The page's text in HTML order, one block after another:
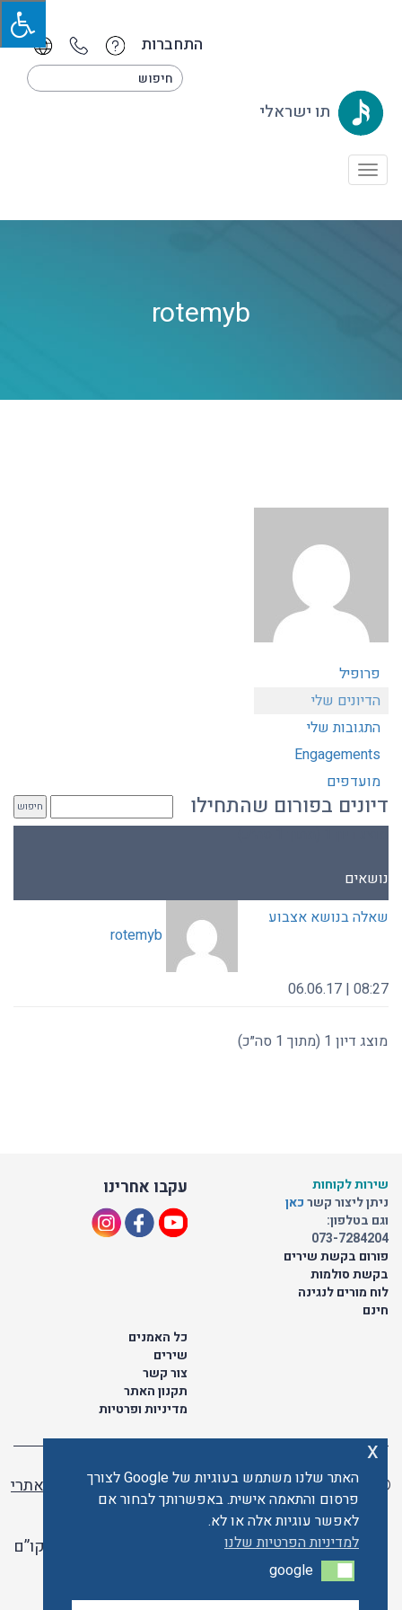
התחברות
תו ישראלי
Toggle
rotemyb
פרופיל
הדיונים שלי
התגובות שלי
Engagements
מועדפים
דיונים בפורום שהתחילו
נושאים
שאלה בנושא אצבוע
rotemyb
08:27 | 06.06.17
מוצג דיון 1 (מתוך 1 סה״כ)
עקבו אחרינו
שירות לקוחות
ניתן ליצור קשרכאן
וגם בטלפון:
073-7284204
פורום בקשת שירים
בקשת סולמות
לוח מורים לנגינה
חינם
כל האמנים
שירים
צור קשר
תקנון האתר
מדיניות ופרטיות
© כל הזכויות שמורות לתו ישראלי | ליאור מזור -
בניית אתרי
וורדפרס
האתר פועל ברשיון אקו”ם
האתר שלנו משתמש בעוגיות של Google לצורך
פרסום והתאמה אישית. באפשרותך לבחור אם
לאפשר עוגיות אלה או לא.
למדיניות הפרטיות שלנו
google
google
x